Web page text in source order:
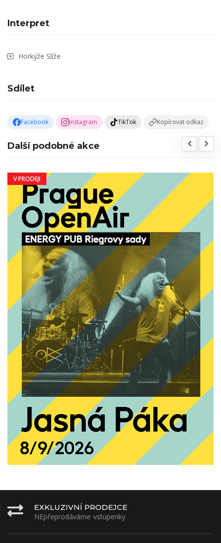
Interpret
Horkýže Slíže
Sdílet
Facebook Instagram TikTok Kopírovat odkaz
Další podobné akce
V PRODEJI
EXKLUZIVNÍ PRODEJCE
NEpřeprodáváme vstupenky